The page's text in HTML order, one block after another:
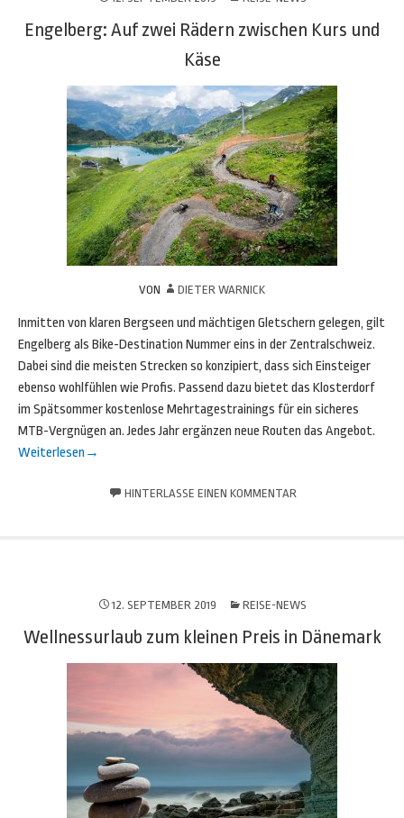
Engelberg: Auf zwei Rädern zwischen Kurs und
Käse
VON DIETER WARNICK
Inmitten von klaren Bergseen und mächtigen Gletschern gelegen, gilt
Engelberg als Bike-Destination Nummer eins in der Zentralschweiz.
Dabei sind die meisten Strecken so konzipiert, dass sich Einsteiger
ebenso wohlfühlen wie Profis. Passend dazu bietet das Klosterdorf
im Spätsommer kostenlose Mehrtagestrainings für ein sicheres
MTB-Vergnügen an. Jedes Jahr ergänzen neue Routen das Angebot.
Weiterlesen →
HINTERLASSE EINEN KOMMENTAR
12. SEPTEMBER 2019 REISE-NEWS
Wellnessurlaub zum kleinen Preis in Dänemark